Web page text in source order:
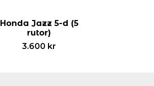
Honda Jazz 5-d (5
rutor)
3.600 kr